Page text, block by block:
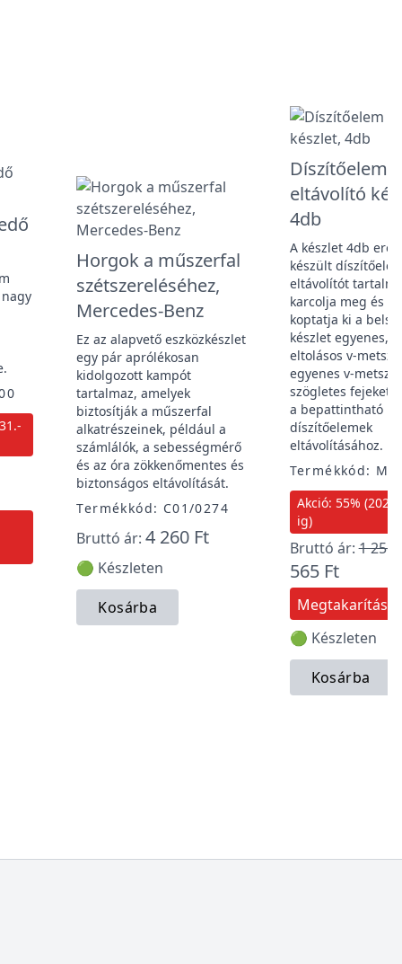
Horgok a műszerfal
szétszereléséhez,
Mercedes-Benz
Ez az alapvető eszközkészlet
egy pár aprólékosan
kidolgozott kampót
tartalmaz, amelyek
biztosítják a műszerfal
alkatrészeinek, például a
számlálók, a sebességmérő
és az óra zökkenőmentes és
biztonságos eltávolítását.
Termékkód: C01/0274
Bruttó ár:4 260 Ft
🟢 Készleten
Kosárba
Díszítőelem
eltávolító
4db
A készlet 4db
készült
eltávolítót
karcolja meg és
koptatja ki a
készlet egyenes,
eltolásos v-
egyenes v-
szögletes fejeket
a bepattintható
díszítőelemek
eltávolításához.
Termékkód:
Akció: 55%
ig)
Bruttó ár:1 256
565 Ft
Megtakarítás:
🟢 Készleten
Kosárba